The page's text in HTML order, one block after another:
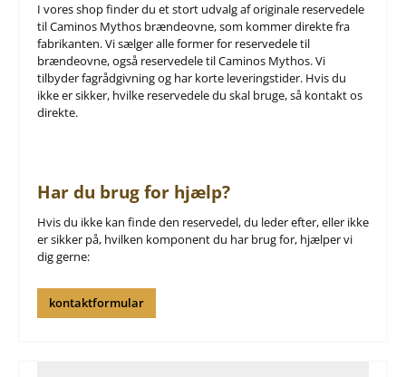
I vores shop finder du et stort udvalg af originale reservedele
til Caminos Mythos brændeovne, som kommer direkte fra
fabrikanten. Vi sælger alle former for reservedele til
brændeovne, også reservedele til Caminos Mythos. Vi
tilbyder fagrådgivning og har korte leveringstider. Hvis du
ikke er sikker, hvilke reservedele du skal bruge, så kontakt os
direkte.
Har du brug for hjælp?
Hvis du ikke kan finde den reservedel, du leder efter, eller ikke
er sikker på, hvilken komponent du har brug for, hjælper vi
dig gerne:
kontaktformular